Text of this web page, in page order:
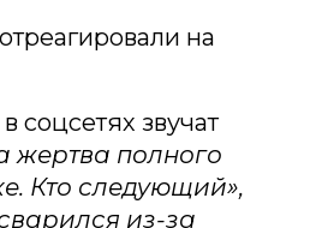
на
соцсетях звучат
жертва полного
Кто следующий»,
из-за